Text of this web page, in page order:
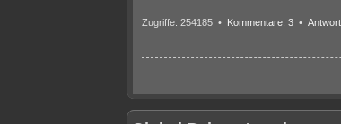
Zugriffe: 254185 • Kommentare: 3•